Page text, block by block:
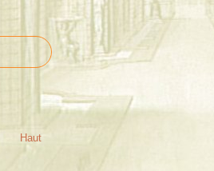
Haut